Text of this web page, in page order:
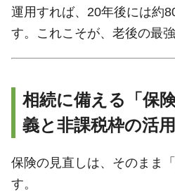
運用すれば、20年後には約
す。これこそが、老後の最
相続に備える「保
義と非課税枠の活用
保険の見直しは、そのまま
す。